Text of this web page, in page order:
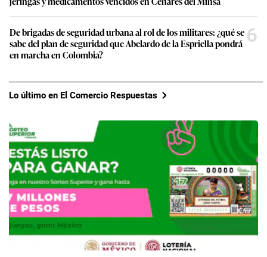
De brigadas de seguridad urbana al rol de los militares: ¿qué se
sabe del plan de seguridad que Abelardo de la Espriella pondrá
en marcha en Colombia?
6
Lo último en El Comercio Respuestas